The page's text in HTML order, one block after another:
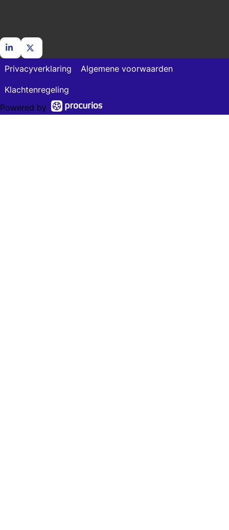
Go
LinkedIn
to
X
Privacyverklaring Algemene voorwaarden
Klachtenregeling
Powered by